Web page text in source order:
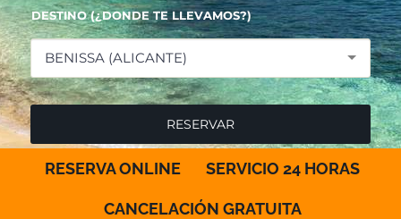
DESTINO (¿DONDE TE LLEVAMOS?)
BENISSA (ALICANTE)
RESERVA ONLINE SERVICIO 24 HORAS
CANCELACIÓN GRATUITA